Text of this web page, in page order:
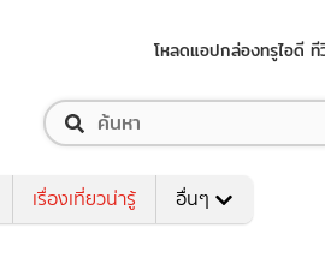
โหลดแอปกล่องทรูไอดี ที
เรื่องเที่ยวน่ารู้ อื่นๆ